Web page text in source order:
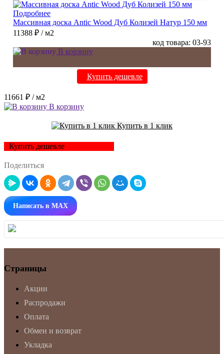
Подробнее
Массивная доска Antic Wood Дуб Колизей Натур 150 мм
11388 ₽ / м2
код товара: 03-93
В корзину
Купить дешевле
11661 ₽ / м2
В корзину
Купить в 1 клик
Купить дешевле
Поделиться
Написать в MAX
Страницы
Акции
Распродажи
Оплата
Обмен и возврат
Укладка